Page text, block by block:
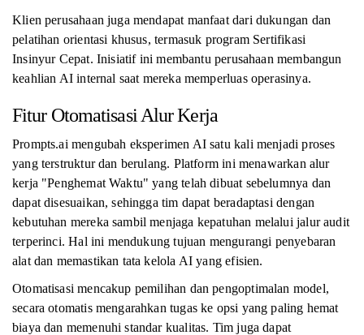
Klien perusahaan juga mendapat manfaat dari dukungan dan
pelatihan orientasi khusus, termasuk program Sertifikasi
Insinyur Cepat. Inisiatif ini membantu perusahaan membangun
keahlian AI internal saat mereka memperluas operasinya.
Fitur Otomatisasi Alur Kerja
Prompts.ai mengubah eksperimen AI satu kali menjadi proses
yang terstruktur dan berulang. Platform ini menawarkan alur
kerja "Penghemat Waktu" yang telah dibuat sebelumnya dan
dapat disesuaikan, sehingga tim dapat beradaptasi dengan
kebutuhan mereka sambil menjaga kepatuhan melalui jalur audit
terperinci. Hal ini mendukung tujuan mengurangi penyebaran
alat dan memastikan tata kelola AI yang efisien.
Otomatisasi mencakup pemilihan dan pengoptimalan model,
secara otomatis mengarahkan tugas ke opsi yang paling hemat
biaya dan memenuhi standar kualitas. Tim juga dapat